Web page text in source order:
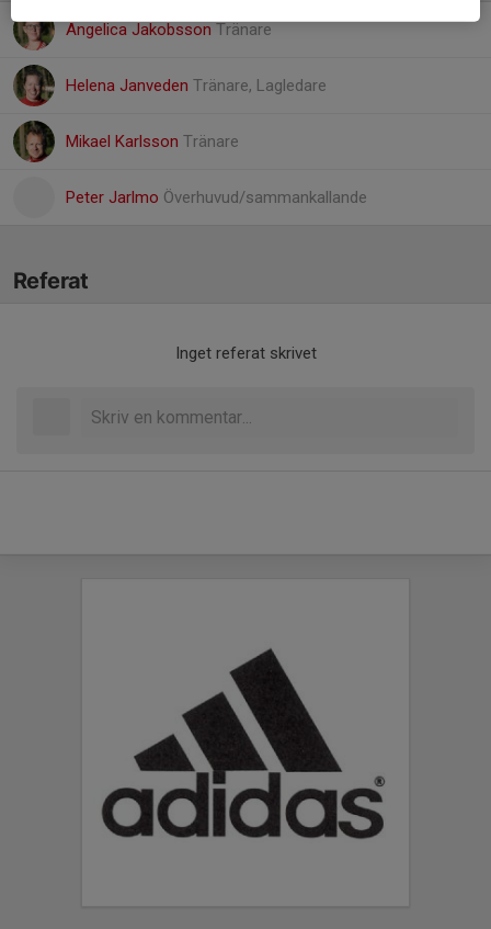
Angelica Jakobsson Tränare
Helena Janveden Tränare, Lagledare
Mikael Karlsson Tränare
Peter Jarlmo Överhuvud/sammankallande
Referat
Inget referat skrivet